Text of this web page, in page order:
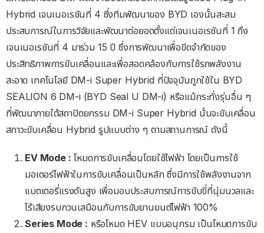
Hybrid เจนเนอเรชันที่ 4 ซึ่งทีมพัฒนาของ BYD เองนั้นสะสม
ประสบการณ์ในการวิจัยและพัฒนาต่อยอดตั้งแต่เจนเนอเรชันที่ 1 ถึง
เจนเนอเรชันที่ 4 มาร่วม 15 ปี ซึ่งการพัฒนาเพื่อขีดจำกัดของ
ประสิทธิภาพการขับเคลื่อนและเพื่อสอดคล้องกับการใช้รถพลังงาน
สะอาด เทคโนโลยี DM-i Super Hybrid ที่ปัจจุบันถูกใช้ใน BYD
SEALION 6 DM-i (BYD Seal U DM-i) หรือแม้กระทั่งรุ่นอื่น ๆ
ที่พัฒนาภายใต้สถาปัตยกรรม DM-i Super Hybrid นั้นจะขับเคลื่อน
สภาวะขับเคลื่อน Hybrid รูปแบบต่าง ๆ ตามสถานการณ์ ดังนี้
EV Mode : โหมดการขับเคลื่อนโดยใช้ไฟฟ้า โดยเป็นการใช้
มอเตอร์ไฟฟ้าในการขับเคลื่อนเป็นหลัก ซึ่งมีการใช้พลังงานจาก
แบตเตอรี่แรงดันสูง เพื่อมอบประสบการณ์การขับขี่ที่นุ่มนวลและ
ไร้เสียงรบกวนเสมือนกับการขับยานยนต์ไฟฟ้า 100%
Series Mode : หรือโหมด HEV แบบอนุกรม เป็นโหมดการขับ